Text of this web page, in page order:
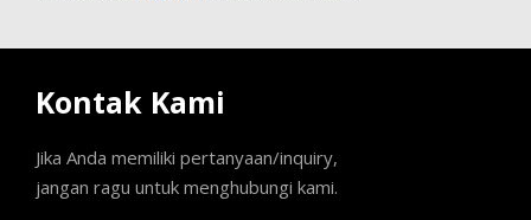
Kontak Kami
Jika Anda memiliki pertanyaan/inquiry,
jangan ragu untuk menghubungi kami.